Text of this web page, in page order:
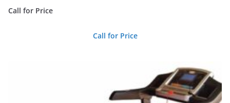
Call for Price
Call for Price